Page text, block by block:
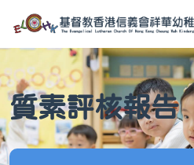
質素評核報告